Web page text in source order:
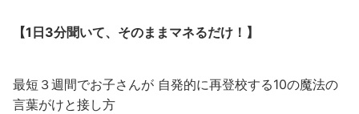
【1日3分聞いて、そのままマネるだけ！】
最短３週間でお子さんが 自発的に再登校する10の魔法の
言葉がけと接し方